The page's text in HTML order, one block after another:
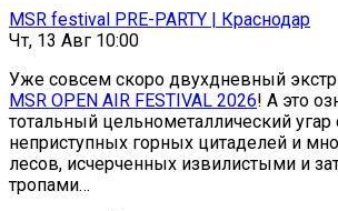
MSR festival PRE-PARTY | Краснодар
Чт, 13 Авг 10:00
Уже совсем скоро двухдневный
MSR OPEN AIR FESTIVAL 2026! А это
тотальный цельнометаллический угар
неприступных горных цитаделей и
лесов, исчерченных извилистыми и
тропами…